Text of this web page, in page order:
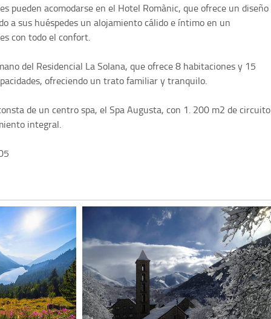
pueden acomodarse en el Hotel Romànic, que ofrece un diseño
a sus huéspedes un alojamiento cálido e íntimo en un
con todo el confort.
del Residencial La Solana, que ofrece 8 habitaciones y 15
ofreciendo un trato familiar y tranquilo.
de un centro spa, el Spa Augusta, con 1. 200 m2 de circuito
integral.